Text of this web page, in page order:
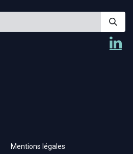
Mentions légales